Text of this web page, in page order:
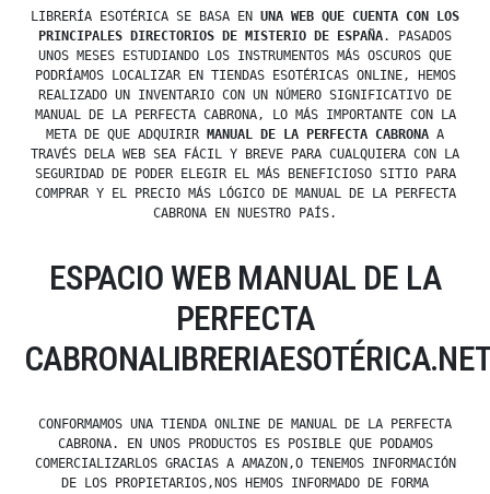
LIBRERÍA ESOTÉRICA SE BASA EN UNA WEB QUE CUENTA CON LOS
PRINCIPALES DIRECTORIOS DE MISTERIO DE ESPAÑA. PASADOS
UNOS MESES ESTUDIANDO LOS INSTRUMENTOS MÁS OSCUROS QUE
PODRÍAMOS LOCALIZAR EN TIENDAS ESOTÉRICAS ONLINE, HEMOS
REALIZADO UN INVENTARIO CON UN NÚMERO SIGNIFICATIVO DE
MANUAL DE LA PERFECTA CABRONA, LO MÁS IMPORTANTE CON LA
META DE QUE ADQUIRIR
MANUAL DE LA PERFECTA CABRONA A
TRAVÉS DELA WEB SEA FÁCIL Y BREVE PARA CUALQUIERA CON LA
SEGURIDAD DE PODER ELEGIR EL MÁS BENEFICIOSO SITIO PARA
COMPRAR Y EL PRECIO MÁS LÓGICO DE MANUAL DE LA PERFECTA
CABRONA EN NUESTRO PAÍS.
ESPACIO WEB MANUAL DE LA
PERFECTA
CONFORMAMOS UNA TIENDA ONLINE DE MANUAL DE LA PERFECTA
CABRONA. EN UNOS PRODUCTOS ES POSIBLE QUE PODAMOS
COMERCIALIZARLOS GRACIAS A AMAZON,O TENEMOS INFORMACIÓN
DE LOS PROPIETARIOS,NOS HEMOS INFORMADO DE FORMA